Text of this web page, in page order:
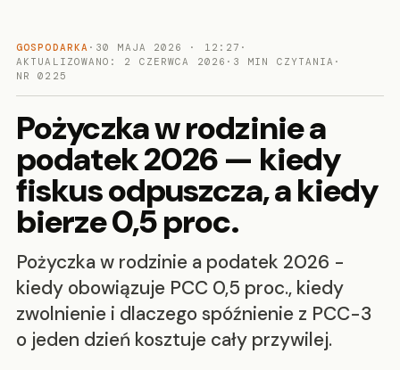
GOSPODARKA · 30 MAJA 2026 · 12:27 ·
AKTUALIZOWANO: 2 CZERWCA 2026 · 3 MIN CZYTANIA ·
NR 0225
Pożyczka w rodzinie a
podatek 2026 — kiedy
fiskus odpuszcza, a kiedy
bierze 0,5 proc.
Pożyczka w rodzinie a podatek 2026 -
kiedy obowiązuje PCC 0,5 proc., kiedy
zwolnienie i dlaczego spóźnienie z PCC-3
o jeden dzień kosztuje cały przywilej.